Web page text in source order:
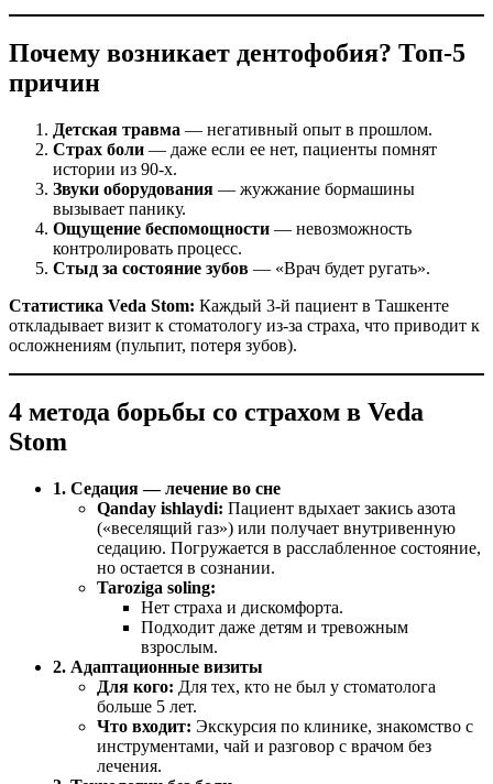
Почему возникает дентофобия? Топ-5
причин
Детская травма — негативный опыт в прошлом.
Страх боли — даже если ее нет, пациенты помнят
истории из 90-х.
Звуки оборудования — жужжание бормашины
вызывает панику.
Ощущение беспомощности — невозможность
контролировать процесс.
Стыд за состояние зубов — «Врач будет ругать».
Статистика Veda Stom: Каждый 3-й пациент в Ташкенте
откладывает визит к стоматологу из-за страха, что приводит к
осложнениям (пульпит, потеря зубов).
4 метода борьбы со страхом в Veda
Stom
1. Седация — лечение во сне
Qanday ishlaydi: Пациент вдыхает закись азота
(«веселящий газ») или получает внутривенную
седацию. Погружается в расслабленное состояние,
но остается в сознании.
Taroziga soling:
Нет страха и дискомфорта.
Подходит даже детям и тревожным
взрослым.
2. Адаптационные визиты
Для кого: Для тех, кто не был у стоматолога
больше 5 лет.
Что входит: Экскурсия по клинике, знакомство с
инструментами, чай и разговор с врачом без
лечения.